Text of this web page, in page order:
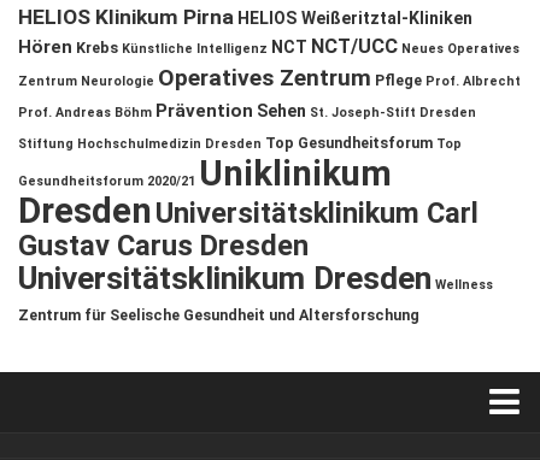
HELIOS Klinikum Pirna HELIOS Weißeritztal-Kliniken
Hören Krebs Künstliche Intelligenz NCT NCT/UCC Neues Operatives
Zentrum Neurologie Operatives Zentrum Pflege Prof. Albrecht
Prof. Andreas Böhm Prävention Sehen St. Joseph-Stift Dresden
Stiftung Hochschulmedizin Dresden Top Gesundheitsforum Top
Gesundheitsforum 2020/21 Uniklinikum
DresdenUniversitätsklinikum Carl
Gustav Carus Dresden
Universitätsklinikum Dresden Wellness
Zentrum für Seelische Gesundheit und Altersforschung